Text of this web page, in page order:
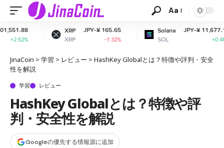
Aa
JPY-¥ 165.65
-1.32%
Solana
JPY-¥ 11,677.14
JinaCoin > 学習 > レビュー > HashKey Globalとは？特徴や評判・安全
性を解説
学習 レビュー
HashKey Globalとは？特徴や評
判・安全性を解説
Googleの優先する情報源に追加